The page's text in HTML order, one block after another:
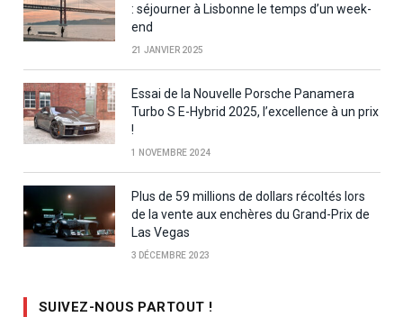
: séjourner à Lisbonne le temps d’un week-
end
21 JANVIER 2025
Essai de la Nouvelle Porsche Panamera
Turbo S E-Hybrid 2025, l’excellence à un prix
!
1 NOVEMBRE 2024
Plus de 59 millions de dollars récoltés lors
de la vente aux enchères du Grand-Prix de
Las Vegas
3 DÉCEMBRE 2023
SUIVEZ-NOUS PARTOUT !